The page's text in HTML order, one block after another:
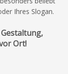
Ihres Slogan.
Ort!